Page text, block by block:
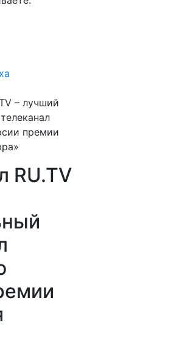
– лучший
премии
RU.TV